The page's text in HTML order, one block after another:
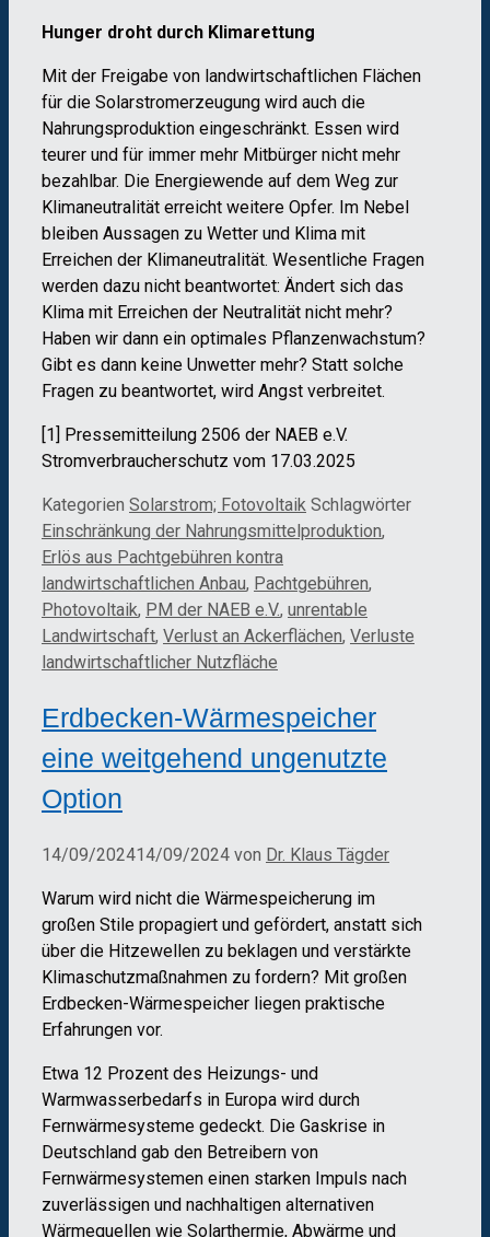
Hunger droht durch Klimarettung
Mit der Freigabe von landwirtschaftlichen Flächen
für die Solarstromerzeugung wird auch die
Nahrungsproduktion eingeschränkt. Essen wird
teurer und für immer mehr Mitbürger nicht mehr
bezahlbar. Die Energiewende auf dem Weg zur
Klimaneutralität erreicht weitere Opfer. Im Nebel
bleiben Aussagen zu Wetter und Klima mit
Erreichen der Klimaneutralität. Wesentliche Fragen
werden dazu nicht beantwortet: Ändert sich das
Klima mit Erreichen der Neutralität nicht mehr?
Haben wir dann ein optimales Pflanzenwachstum?
Gibt es dann keine Unwetter mehr? Statt solche
Fragen zu beantwortet, wird Angst verbreitet.
[1] Pressemitteilung 2506 der NAEB e.V.
Stromverbraucherschutz vom 17.03.2025
Kategorien Solarstrom; Fotovoltaik Schlagwörter
Einschränkung der Nahrungsmittelproduktion,
Erlös aus Pachtgebühren kontra
landwirtschaftlichen Anbau, Pachtgebühren,
Photovoltaik, PM der NAEB e.V., unrentable
Landwirtschaft, Verlust an Ackerflächen, Verluste
landwirtschaftlicher Nutzfläche
Erdbecken-Wärmespeicher
eine weitgehend ungenutzte
Option
14/09/202414/09/2024 von Dr. Klaus Tägder
Warum wird nicht die Wärmespeicherung im
großen Stile propagiert und gefördert, anstatt sich
über die Hitzewellen zu beklagen und verstärkte
Klimaschutzmaßnahmen zu fordern? Mit großen
Erdbecken-Wärmespeicher liegen praktische
Erfahrungen vor.
Etwa 12 Prozent des Heizungs- und
Warmwasserbedarfs in Europa wird durch
Fernwärmesysteme gedeckt. Die Gaskrise in
Deutschland gab den Betreibern von
Fernwärmesystemen einen starken Impuls nach
zuverlässigen und nachhaltigen alternativen
Wärmequellen wie Solarthermie, Abwärme und